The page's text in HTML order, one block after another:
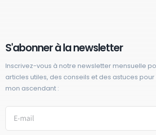
S'abonner à la newsletter
Inscrivez-vous à notre newsletter mensuelle
articles utiles, des conseils et des astuces
mon ascendant :